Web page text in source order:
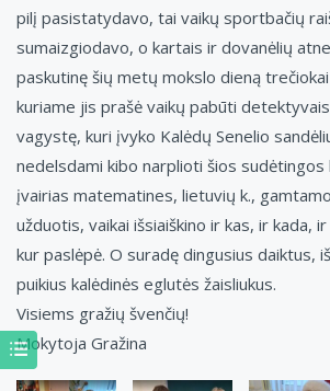
pilį pasistatydavo, tai vaikų sportbačių
sumaizgiodavo, o kartais ir dovanėlių
paskutinę šių metų mokslo dieną
kuriame jis prašė vaikų pabūti
vagystę, kuri įvyko Kalėdų Senelio
nedelsdami kibo narplioti šios sudėtingos
įvairias matematines, lietuvių k.,
užduotis, vaikai išsiaiškino ir kas, ir kada,
kur paslėpė. O suradę dingusius daiktus,
puikius kalėdinės eglutės žaisliukus.
Visiems gražių švenčių!
Mokytoja Gražina